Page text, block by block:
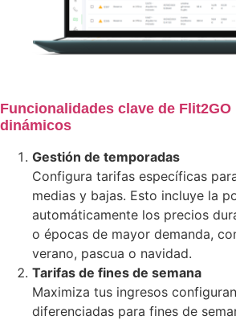
Funcionalidades clave de
dinámicos
Gestión de temporadas
Configura tarifas específicas
medias y bajas. Esto incluye la
automáticamente los precios
o épocas de mayor demanda,
verano, pascua o navidad.
Tarifas de fines de semana
Maximiza tus ingresos
diferenciadas para fines de